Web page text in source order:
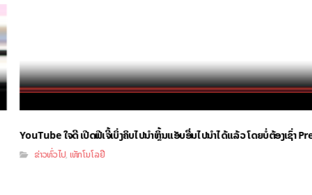
YouTube ໃຈດີ ເປີດຟີເຈີ້ເບິ່ງຄິບໄປນຳຫຼິ້ນແອັບອື່ນໄປນຳໄດ້ແລ້ວ ໂດຍບໍ່ຕ້ອງເຊົ່າ
ຂ່າວທົ່ວໄປ, ເທັກໂນໂລຢີ